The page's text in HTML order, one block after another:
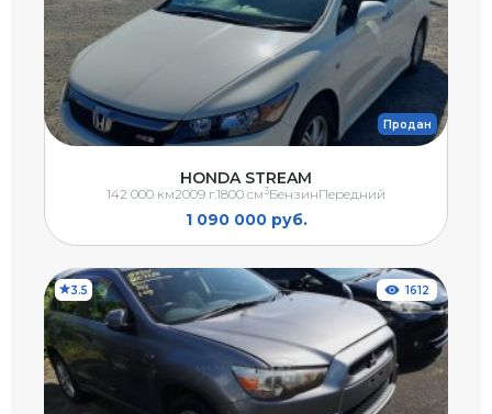
Продан
HONDA STREAM
1 090 000 руб.
142 000 км2009 г.1800 см3БензинПередний
3.5 1612